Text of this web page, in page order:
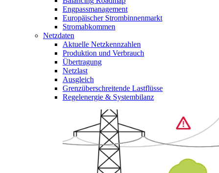
Engpassmanagement
Europäischer Strombinnenmarkt
Stromabkommen
Netzdaten
Aktuelle Netzkennzahlen
Produktion und Verbrauch
Übertragung
Netzlast
Ausgleich
Grenzüberschreitende Lastflüsse
Regelenergie & Systembilanz